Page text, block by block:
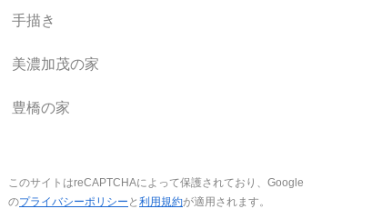
手描き
美濃加茂の家
豊橋の家
このサイトはreCAPTCHAによって保護されており、Google
のプライバシーポリシー と 利用規約が適用されます。